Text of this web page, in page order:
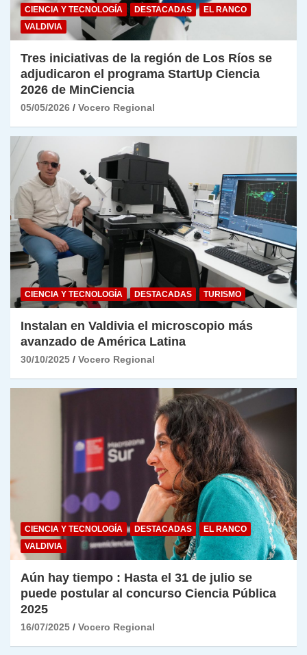
CIENCIA Y TECNOLOGÍA DESTACADAS
EL RANCO
VALDIVIA
Tres iniciativas de la región de Los Ríos se
adjudicaron el programa StartUp Ciencia
2026 de MinCiencia
05/05/2026 Vocero Regional
CIENCIA Y TECNOLOGÍA DESTACADAS TURISMO
Instalan en Valdivia el microscopio más
avanzado de América Latina
30/10/2025 Vocero Regional
CIENCIA Y TECNOLOGÍA DESTACADAS
EL RANCO
VALDIVIA
Aún hay tiempo : Hasta el 31 de julio se
puede postular al concurso Ciencia Pública
2025
16/07/2025 Vocero Regional